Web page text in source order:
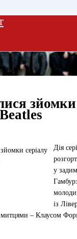
зйомки
Дія
у
із
– Клаусом